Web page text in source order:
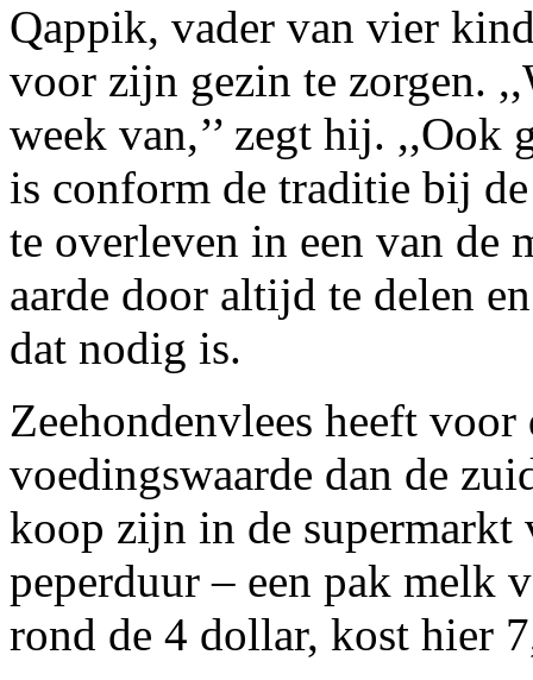
Qappik, vader van vier
voor zijn gezin te zorgen.
week van,’’ zegt hij. ,,Ook
is conform de traditie bij
te overleven in een van de
aarde door altijd te delen
dat nodig is.
Zeehondenvlees heeft
voedingswaarde dan de
koop zijn in de
peperduur – een pak melk
rond de 4 dollar, kost hier